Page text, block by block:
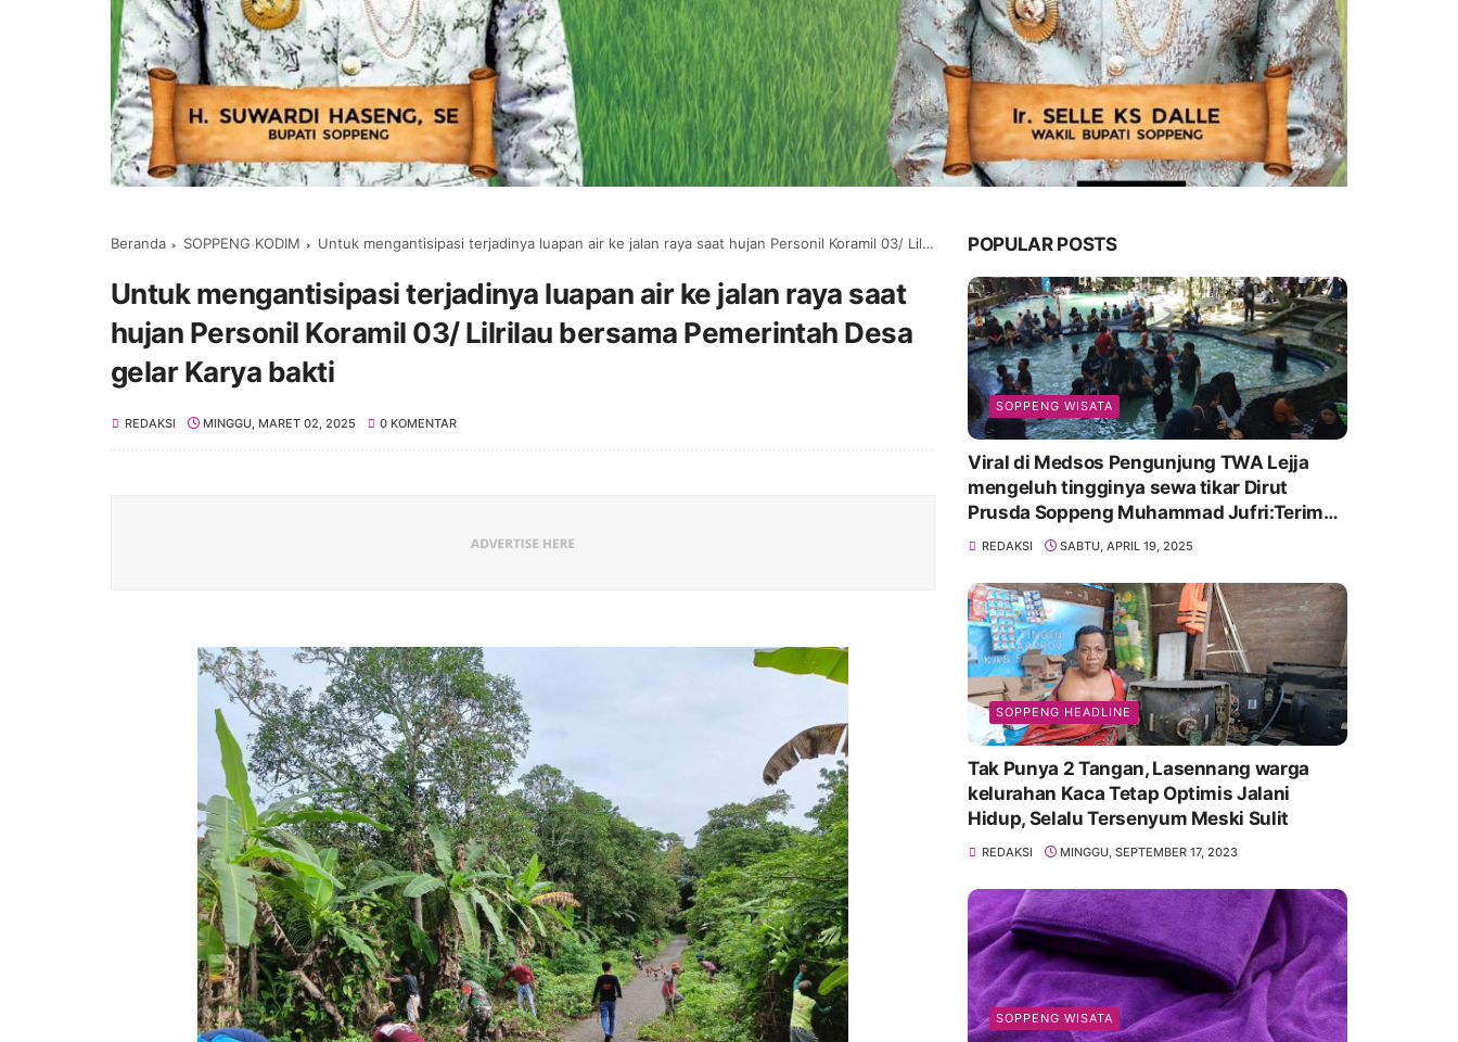
Beranda SOPPENG KODIM Untuk mengantisipasi terjadinya luapan air ke jalan raya saat hujan Personil Koramil 03/ Lilrilau bersama Pemerintah Desa gelar Karya bakti
Untuk mengantisipasi terjadinya luapan air ke jalan raya saat
hujan Personil Koramil 03/ Lilrilau bersama Pemerintah Desa
gelar Karya bakti
REDAKSI MINGGU, MARET 02, 2025 0 KOMENTAR
POPULAR POSTS
SOPPENG WISATA
Viral di Medsos Pengunjung TWA Lejja
mengeluh tingginya sewa tikar Dirut
Prusda Soppeng Muhammad Jufri:Terima
kasih bu bantu Promosikan
REDAKSI SABTU, APRIL 19, 2025
SOPPENG HEADLINE
Tak Punya 2 Tangan, Lasennang warga
kelurahan Kaca Tetap Optimis Jalani
Hidup, Selalu Tersenyum Meski Sulit
REDAKSI MINGGU, SEPTEMBER 17, 2023
SOPPENG WISATA